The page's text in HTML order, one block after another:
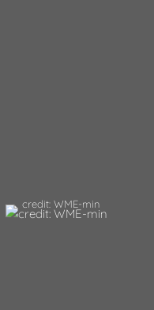
credit: WME-min